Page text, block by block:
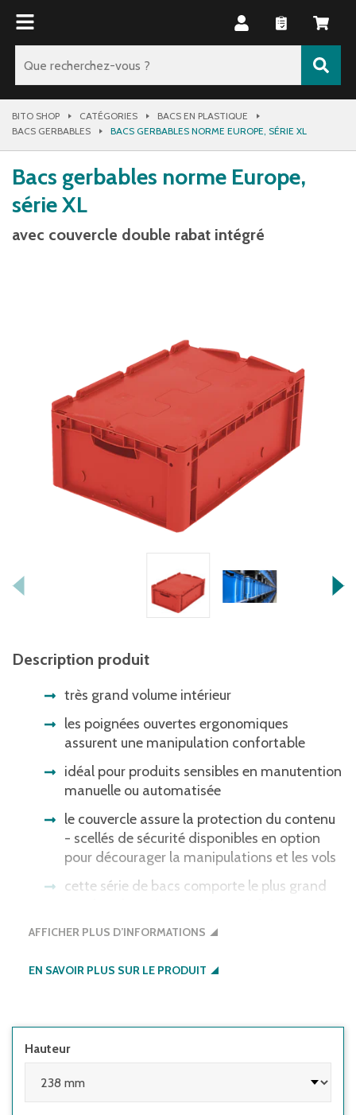
BITO SHOP CATÉGORIES
BACS EN PLASTIQUE
BACS GERBABLES
BACS GERBABLES NORME EUROPE, SÉRIE XL
Bacs gerbables norme Europe,
série XL
avec couvercle double rabat intégré
Description produit
très grand volume intérieur
les poignées ouvertes ergonomiques
assurent une manipulation confortable
idéal pour produits sensibles en manutention
manuelle ou automatisée
le couvercle assure la protection du contenu
- scellés de sécurité disponibles en option
pour décourager la manipulations et les vols
cette série de bacs comporte le plus grand
presque tous les besoins en entrepôt,
AFFICHER PLUS D’INFORMATIONS
EN SAVOIR PLUS SUR LE PRODUIT
Hauteur